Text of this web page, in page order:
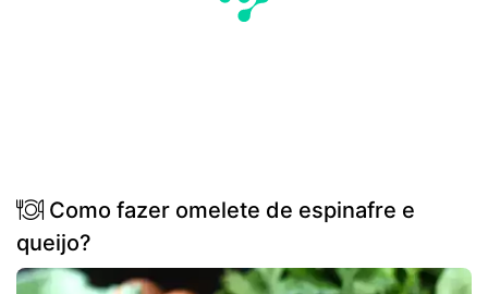
Como fazer omelete de espinafre e
queijo?